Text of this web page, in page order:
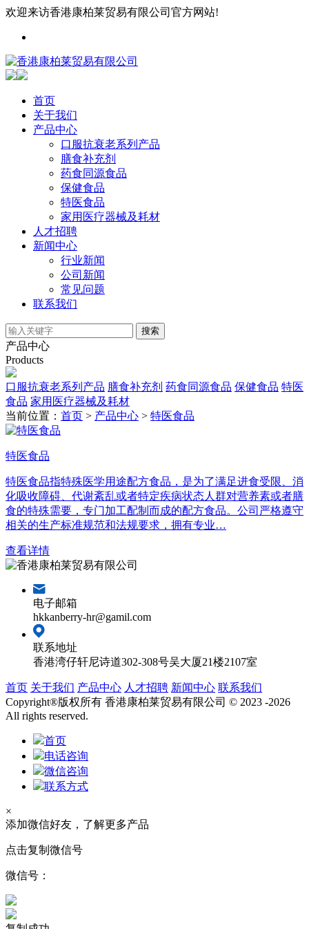
欢迎来访香港康柏莱贸易有限公司官方网站!
首页
关于我们
产品中心
口服抗衰老系列产品
膳食补充剂
药食同源食品
保健食品
特医食品
家用医疗器械及耗材
人才招聘
新闻中心
行业新闻
公司新闻
常见问题
联系我们
搜索
产品中心
Products
口服抗衰老系列产品 膳食补充剂 药食同源食品 保健食品 特医
食品 家用医疗器械及耗材
当前位置： 首页 > 产品中心 > 特医食品
特医食品
特医食品指特殊医学用途配方食品，是为了满足进食受限、消
化吸收障碍、代谢紊乱或者特定疾病状态人群对营养素或者膳
食的特殊需要，专门加工配制而成的配方食品。公司严格遵守
相关的生产标准规范和法规要求，拥有专业…
查看详情
电子邮箱
hkkanberry-hr@gamil.com
联系地址
香港湾仔轩尼诗道302-308号吴大厦21楼2107室
首页 关于我们 产品中心 人才招聘 新闻中心 联系我们
Copyright®版权所有 香港康柏莱贸易有限公司 © 2023 -2026
All rights reserved.
首页
电话咨询
微信咨询
联系方式
×
添加微信好友，了解更多产品
点击复制微信号
微信号：